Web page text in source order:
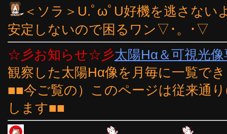
＜ソラ＞U.ﾟωﾟU好機を逃さない
安定しないので困るワン▽･。･▽
☆彡お知らせ☆彡太陽Hα＆可視光
観察した太陽Hα像を月毎に一覧で
■■今ご覧の）このページは従来通
します■■